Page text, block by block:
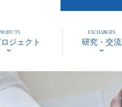
ジェクト
EXCHANGES
研究・交流